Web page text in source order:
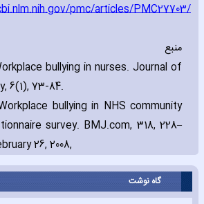
pmc/articles/PMC27703/
منبع
bullying in nurses. Journal of
6(1)‚ 73-84.
bullying in NHS community
survey. BMJ.com‚ 318‚ 228–
26‚ 2008‚
گاه نوشت